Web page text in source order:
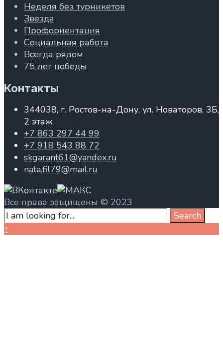
Неделя без турникетов
Звезда
Профориентация
Социальная работа
Всегда рядом
75 лет победы
Контакты
344038, г. Ростов-на-Дону, ул. Новаторов, 3Б,
2 этаж
+7 863 297 44 99
+7 918 543 88 72
skgarant61@yandex.ru
nata.fil79@mail.ru
Все права защищены © 2023
Search
for:
Search
Close
↑